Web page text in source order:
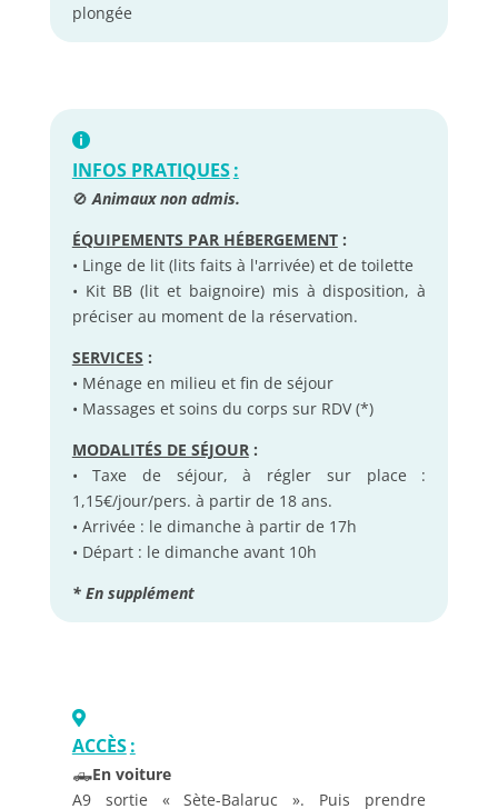
plongée
INFOS PRATIQUES:
🚫 Animaux non admis.
ÉQUIPEMENTS PAR HÉBERGEMENT:
• Linge de lit (lits faits à l'arrivée) et de toilette
• Kit BB (lit et baignoire) mis à disposition, à
préciser au moment de la réservation.
SERVICES :
• Ménage en milieu et fin de séjour
• Massages et soins du corps sur RDV (*)
MODALITÉS DE SÉJOUR:
• Taxe de séjour, à régler sur place :
1,15€/jour/pers. à partir de 18 ans.
• Arrivée : le dimanche à partir de 17h
• Départ : le dimanche avant 10h
* En supplément
ACCÈS:
🛻En voiture
A9 sortie « Sète-Balaruc ». Puis prendre